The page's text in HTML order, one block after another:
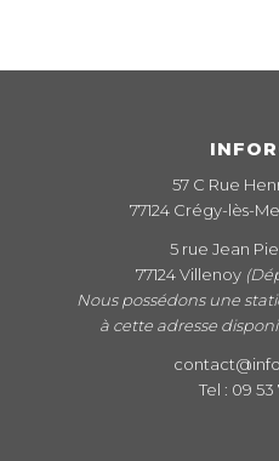
57 C Rue
77124 Crégy-lès-
5 rue Jean
77124 Villenoy
Nous possédons une
à cette adresse
Tel : 09 53